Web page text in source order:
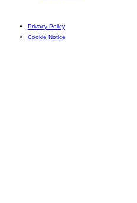
Privacy Policy
Cookie Notice